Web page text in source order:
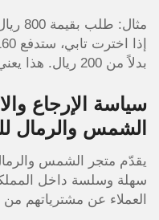
بدلاً من 200 ريال. هذا يعني أنك توفر 40 ريال في كل دفعة.
سياسة الإرجاع
الشمس والرمال
يقدّم متجر الشمس
سهلة وسلسة داخل
العملاء عن مشترياتهم من